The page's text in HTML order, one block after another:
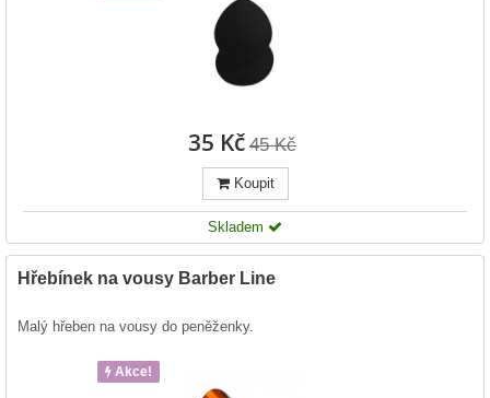
35 Kč 45 Kč
Koupit
Skladem
Hřebínek na vousy Barber Line
Malý hřeben na vousy do peněženky.
Akce!